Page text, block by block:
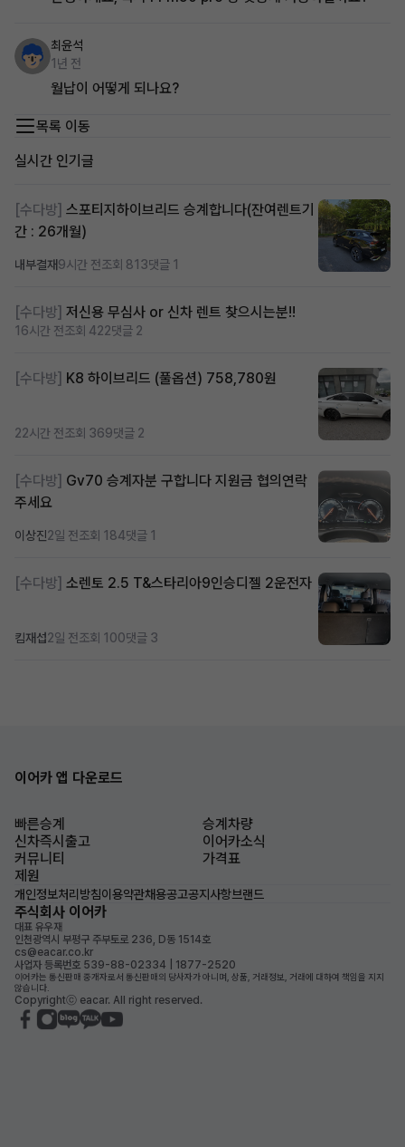
최윤석
1년 전
월납이 어떻게 되나요?
목록 이동
실시간 인기글
[수다방] 스포티지하이브리드 승계합니다(잔여렌트기
간 : 26개월)
내부결재9시간 전조회 813댓글 1
[수다방] 저신용 무심사 or 신차 렌트 찾으시는분!!
16시간 전조회 422댓글 2
[수다방] K8 하이브리드 (풀옵션) 758,780원
22시간 전조회 369댓글 2
[수다방] Gv70 승계자분 구합니다 지원금 협의연락
주세요
이상진2일 전조회 184댓글 1
[수다방] 소렌토 2.5 T&스타리아9인승디젤 2운전자
킴재섭2일 전조회 100댓글 3
이어카 앱 다운로드
빠른승계
승계차량
신차즉시출고
이어카소식
커뮤니티
가격표
제원
개인정보처리방침이용약관채용공고공지사항브랜드
주식회사 이어카
대표 유우재
인천광역시 부평구 주부토로 236, D동 1514호
cs@eacar.co.kr
사업자 등록번호 539-88-02334 | 1877-2520
이어카는 통신판매 중개자로서 통신판매의 당사자가 아니며, 상품, 거래정보, 거래에 대하여 책임을 지지
않습니다.
Copyrightⓒ eacar. All right reserved.